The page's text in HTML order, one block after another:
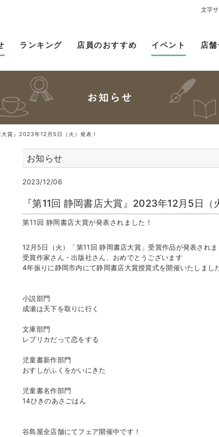
文字
ランキング 店員のおすすめ イベント 店
大賞』2023年12月5日（火）発表！
お知らせ
2023/12/06
『第11回 静岡書店大賞』2023年12月5日（
第11回 静岡書店大賞が発表されました！
12月5日（火）「第11回 静岡書店大賞」受賞作品が発表されま
受賞作家さん・出版社さん、おめでとうございます
4年振りに静岡市内にて静岡書店大賞授賞式を開催いたしまし
小説部門
成瀬は天下を取りに行く
文庫部門
レプリカだって恋をする
児童書新作部門
おすしがふくをかいにきた
児童書名作部門
14ひきのあさごはん
谷島屋全店舗にてフェア開催中です！